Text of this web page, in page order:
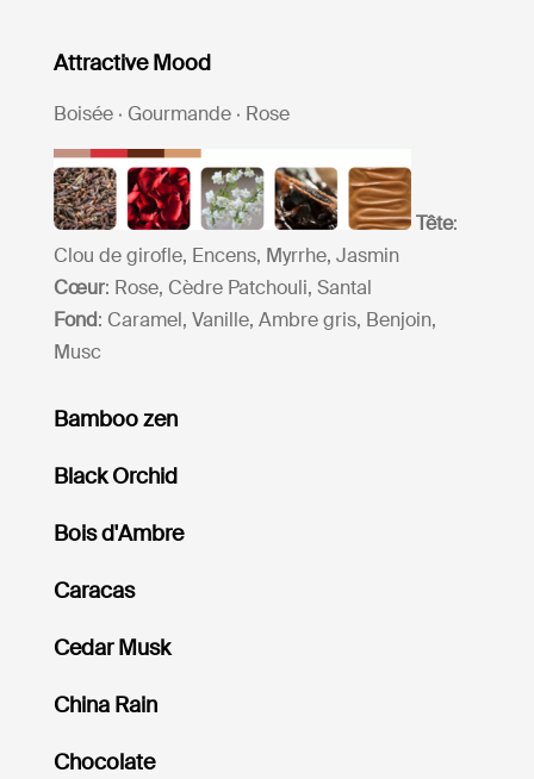
Attractive Mood
Boisée · Gourmande · Rose
Tête:
Clou de girofle, Encens, Myrrhe, Jasmin
Cœur: Rose, Cèdre Patchouli, Santal
Fond: Caramel, Vanille, Ambre gris, Benjoin,
Musc
Bamboo zen
Black Orchid
Bois d'Ambre
Caracas
Cedar Musk
China Rain
Chocolate